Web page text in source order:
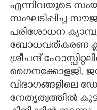
LITERATURE
ZOOM
CONTACT US
എന്നിവയുടെ
സംഘടിപ്പിച്ച
പരിശോധന
ബോധവത്കരണ
ശ്രീചന്ദ്
ഗൈനക്കോളജി,
വിഭാഗങ്ങളിലെ
നേതൃത്വത്തിൽ